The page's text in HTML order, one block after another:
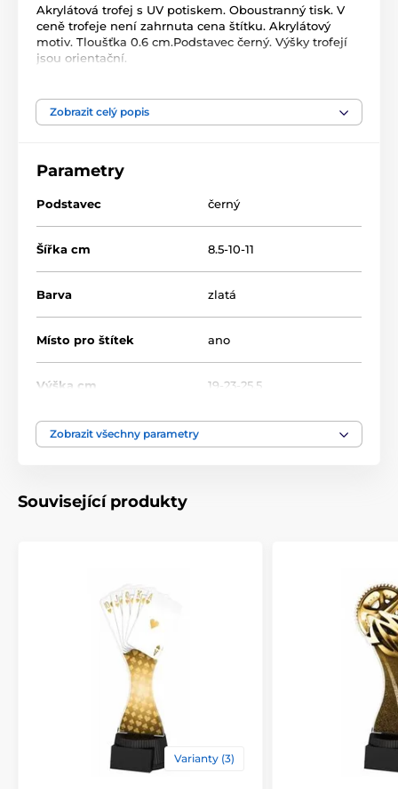
Akrylátová trofej s UV potiskem. Oboustranný tisk. V
ceně trofeje není zahrnuta cena štítku. Akrylátový
motiv. Tloušťka 0.6 cm.Podstavec černý. Výšky trofejí
jsou orientační.
Produkt je zařazen v kategoriích
Akrylátové trofeje
Zobrazit celý popis
Parametry
Podstavec černý
Šířka cm 8.5-10-11
Barva zlatá
Místo pro štítek ano
Výška cm 19-23-25.5
Motiv
Zobrazit všechny parametry
Související produkty
Varianty (3)